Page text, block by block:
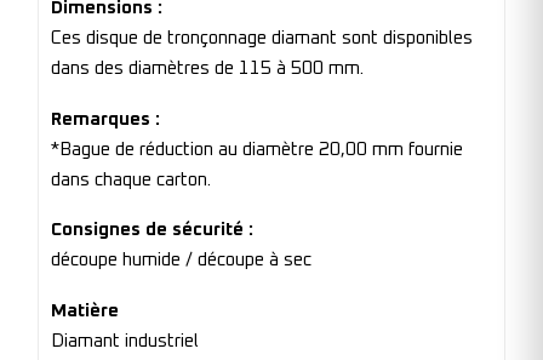
Dimensions :
Ces disque de tronçonnage diamant sont disponibles
dans des diamètres de 115 à 500 mm.
Remarques :
*Bague de réduction au diamètre 20,00 mm fournie
dans chaque carton .
Consignes de sécurité :
découpe humide / découpe à sec
Matière
Diamant industriel